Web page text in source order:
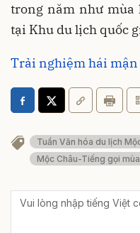
trong năm như mùa
tại Khu du lịch quốc
Trải nghiệm hái mận
Tuần Văn hóa du lịch
Mộc Châu-Tiếng gọi